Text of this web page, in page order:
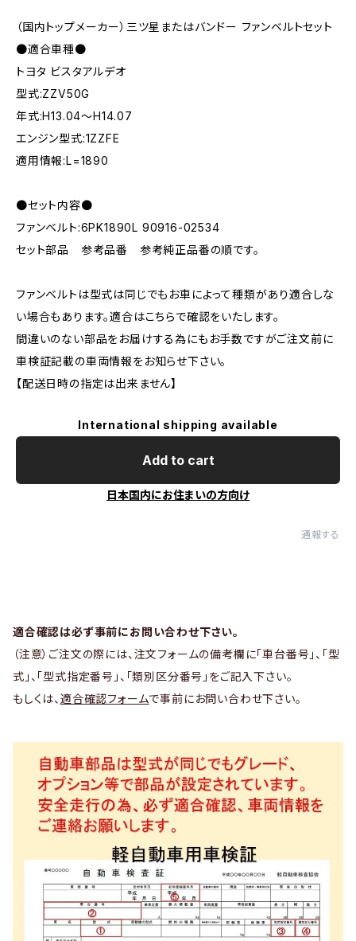
（国内トップメーカー）三ツ星またはバンドー ファンベルトセット
●適合車種●
トヨタ ビスタアルデオ
型式:ZZV50G
年式:H13.04～H14.07
エンジン型式:1ZZFE
適用情報:L=1890
●セット内容●
ファンベルト:6PK1890L 90916-02534
セット部品 参考品番 参考純正品番の順です。
ファンベルトは型式は同じでもお車によって種類があり適合しな
い場合もあります。適合はこちらで確認をいたします。
間違いのない部品をお届けする為にもお手数ですがご注文前に
車検証記載の車両情報をお知らせ下さい。
【配送日時の指定は出来ません】
International shipping available
Add to cart
日本国内にお住まいの方向け
通報する
適合確認は必ず事前にお問い合わせ下さい。
（注意）ご注文の際には、注文フォームの備考欄に「車台番号」、「型
式」、「型式指定番号」、「類別区分番号」をご記入下さい。
もしくは、 適合確認フォームで事前にお問い合わせ下さい。